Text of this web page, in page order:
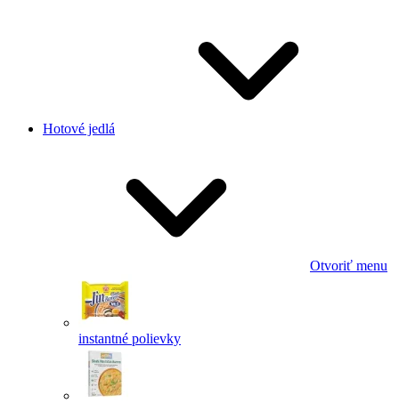
Hotové jedlá
Otvoriť menu
instantné polievky